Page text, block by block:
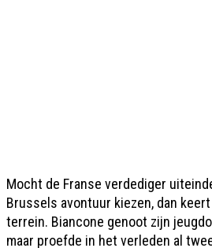
Mocht de Franse verdediger
Brussels avontuur kiezen, dan
terrein. Biancone genoot zijn
maar proefde in het verleden al